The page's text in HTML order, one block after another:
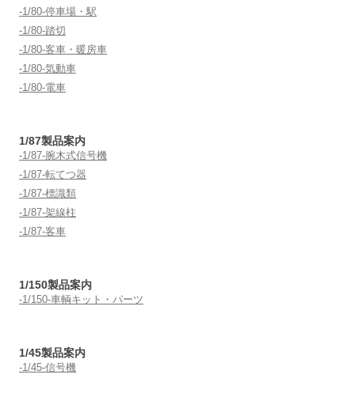
-1/80-停車場・駅
-1/80-踏切
-1/80-客車・暖房車
-1/80-気動車
-1/80-電車
1/87製品案内
-1/87-腕木式信号機
-1/87-転てつ器
-1/87-標識類
-1/87-架線柱
-1/87-客車
1/150製品案内
-1/150-車輌キット・パーツ
1/45製品案内
-1/45-信号機